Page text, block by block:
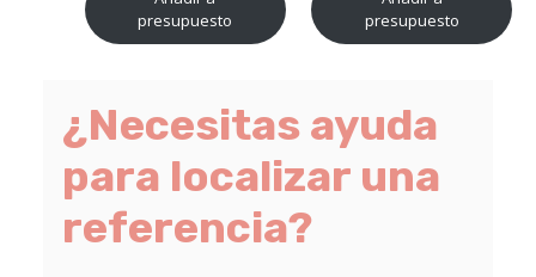
presupuesto
presupuesto
¿Necesitas ayuda
para localizar una
referencia?